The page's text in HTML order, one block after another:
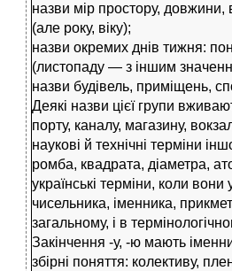
назви мір простору, довжини,
(але року, віку);
назви окремих днів тижня:
(листопаду — з іншим
назви будівель, приміщень,
Деякі назви цієї групи
порту, каналу, магазину,
наукові й технічні терміни
ромба, квадрата, діаметра,
українські терміни, коли
чисельника, іменника,
загальному, і в
Закінчення -у, -ю мають
збірні поняття: колективу,